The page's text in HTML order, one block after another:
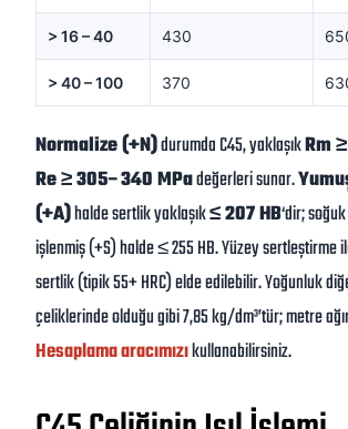
> 16 – 40 430
> 40 – 100 370
Normalize (+N)durumda C45, yaklaşıkRm
Re ≥ 305–340 MPadeğerleri sunar.
(+A)halde sertlik yaklaşık≤ 207 HB‘dir;
işlenmiş (+S) halde ≤ 255 HB. Yüzey sertleştirme
sertlik (tipik 55+ HRC) elde edilebilir. Yoğunluk
çeliklerinde olduğu gibi 7,85 kg/dm³’tür; metre
Hesaplama aracımızıkullanabilirsiniz.